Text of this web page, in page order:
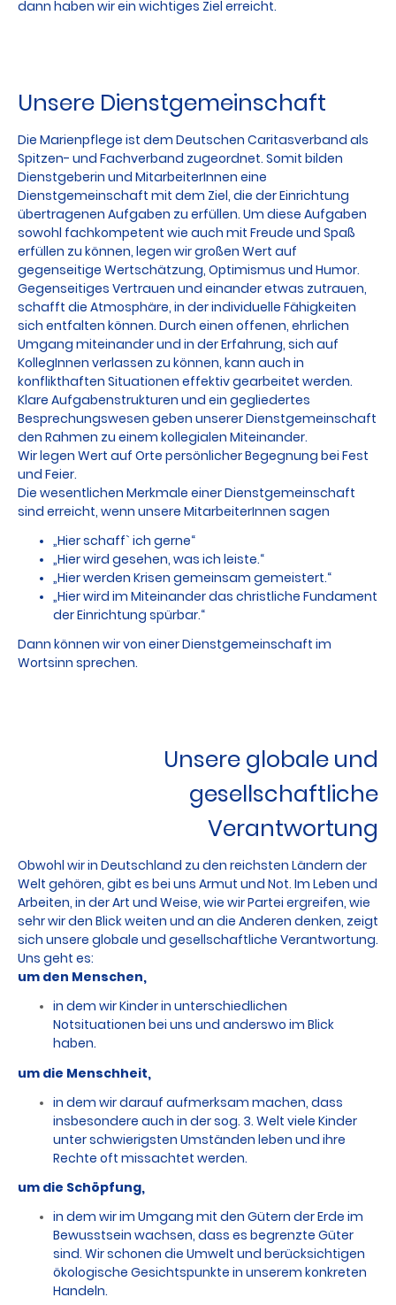
dann haben wir ein wichtiges Ziel erreicht.
Unsere Dienstgemeinschaft
Die Marienpflege ist dem Deutschen Caritasverband als
Spitzen- und Fachverband zugeordnet. Somit bilden
Dienstgeberin und MitarbeiterInnen eine
Dienstgemeinschaft mit dem Ziel, die der Einrichtung
übertragenen Aufgaben zu erfüllen. Um diese Aufgaben
sowohl fachkompetent wie auch mit Freude und Spaß
erfüllen zu können, legen wir großen Wert auf
gegenseitige Wertschätzung, Optimismus und Humor.
Gegenseitiges Vertrauen und einander etwas zutrauen,
schafft die Atmosphäre, in der individuelle Fähigkeiten
sich entfalten können. Durch einen offenen, ehrlichen
Umgang miteinander und in der Erfahrung, sich auf
KollegInnen verlassen zu können, kann auch in
konflikthaften Situationen effektiv gearbeitet werden.
Klare Aufgabenstrukturen und ein gegliedertes
Besprechungswesen geben unserer Dienstgemeinschaft
den Rahmen zu einem kollegialen Miteinander.
Wir legen Wert auf Orte persönlicher Begegnung bei Fest
und Feier.
Die wesentlichen Merkmale einer Dienstgemeinschaft
sind erreicht, wenn unsere MitarbeiterInnen sagen
„Hier schaff` ich gerne“
„Hier wird gesehen, was ich leiste.“
„Hier werden Krisen gemeinsam gemeistert.“
„Hier wird im Miteinander das christliche Fundament
der Einrichtung spürbar.“
Dann können wir von einer Dienstgemeinschaft im
Wortsinn sprechen.
Unsere globale und
gesellschaftliche
Verantwortung
Obwohl wir in Deutschland zu den reichsten Ländern der
Welt gehören, gibt es bei uns Armut und Not. Im Leben und
Arbeiten, in der Art und Weise, wie wir Partei ergreifen, wie
sehr wir den Blick weiten und an die Anderen denken, zeigt
sich unsere globale und gesellschaftliche Verantwortung.
Uns geht es:
um den Menschen,
in dem wir Kinder in unterschiedlichen
Notsituationen bei uns und anderswo im Blick
haben.
um die Menschheit,
in dem wir darauf aufmerksam machen, dass
insbesondere auch in der sog. 3. Welt viele Kinder
unter schwierigsten Umständen leben und ihre
Rechte oft missachtet werden.
um die Schöpfung,
in dem wir im Umgang mit den Gütern der Erde im
Bewusstsein wachsen, dass es begrenzte Güter
sind. Wir schonen die Umwelt und berücksichtigen
ökologische Gesichtspunkte in unserem konkreten
Handeln.